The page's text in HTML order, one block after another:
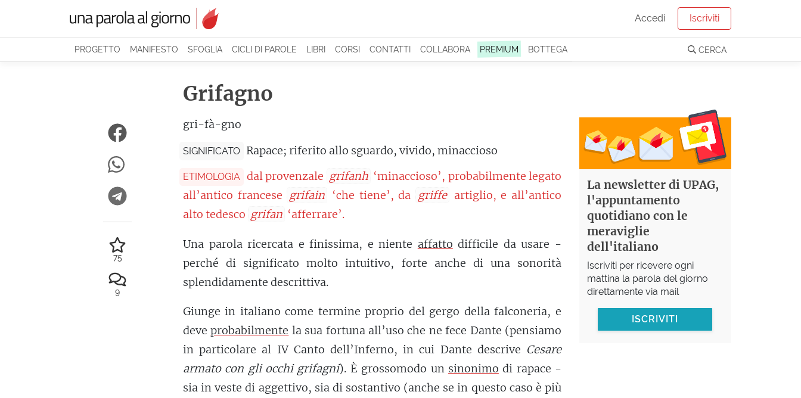
Accedi Iscriviti
PROGETTO MANIFESTO SFOGLIA CICLI DI PAROLE LIBRI CORSI CONTATTI COLLABORA PREMIUM BOTTEGA CERCA
Grifagno
gri-fà-gno
SIGNIFICATO Rapace; riferito allo sguardo, vivido, minaccioso
ETIMOLOGIA dal provenzale grifanh ‘minaccioso’, probabilmente legato
all’antico francese
grifain ‘che tiene’, da griffe artiglio, e all’antico
alto tedesco grifan ‘afferrare’.
Una parola ricercata e finissima, e niente affatto difficile da usare -
perché di significato molto intuitivo, forte anche di una sonorità
splendidamente descrittiva.
Giunge in italiano come termine proprio del gergo della falconeria, e
deveprobabilmente la sua fortuna all’uso che ne fece Dante (pensiamo
in particolare al IV Canto dell’Inferno, in cui Dante descrive Cesare
armato con gli occhi grifagni). È grossomodo un sinonimo di rapace -
sia in veste di aggettivo, sia di sostantivo (anche se in questo caso è più
75
9
La newsletter di UPAG,
l'appuntamento
quotidiano con le
meraviglie
dell'italiano
Iscriviti per ricevere ogni
mattina la parola del giorno
direttamente via mail
ISCRIVITI